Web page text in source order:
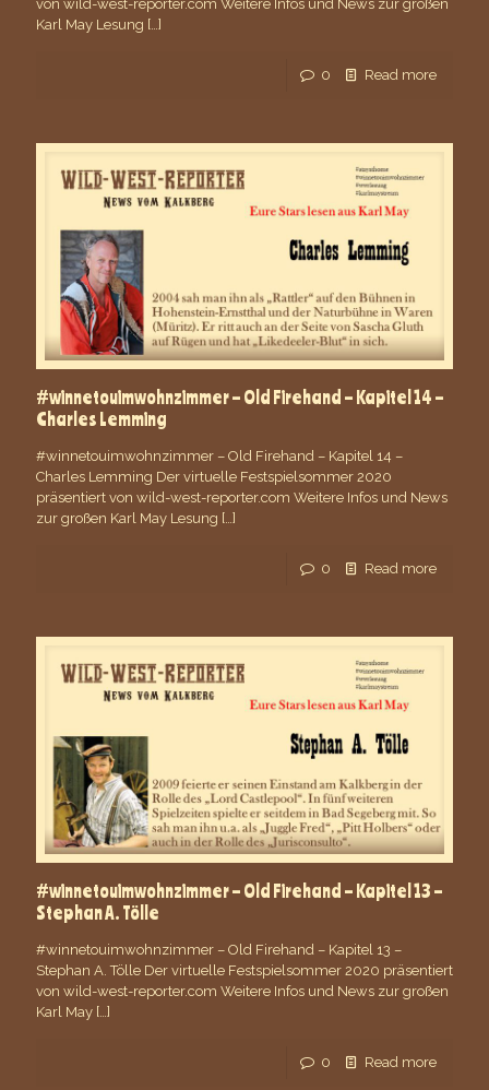
von wild-west-reporter.com Weitere Infos und News zur großen
Karl May Lesung […]
0 Read more
#winnetouimwohnzimmer – Old Firehand – Kapitel 14 –
Charles Lemming
#winnetouimwohnzimmer – Old Firehand – Kapitel 14 –
Charles Lemming Der virtuelle Festspielsommer 2020
präsentiert von wild-west-reporter.com Weitere Infos und News
zur großen Karl May Lesung […]
0 Read more
#winnetouimwohnzimmer – Old Firehand – Kapitel 13 –
Stephan A. Tölle
#winnetouimwohnzimmer – Old Firehand – Kapitel 13 –
Stephan A. Tölle Der virtuelle Festspielsommer 2020 präsentiert
von wild-west-reporter.com Weitere Infos und News zur großen
Karl May […]
0 Read more